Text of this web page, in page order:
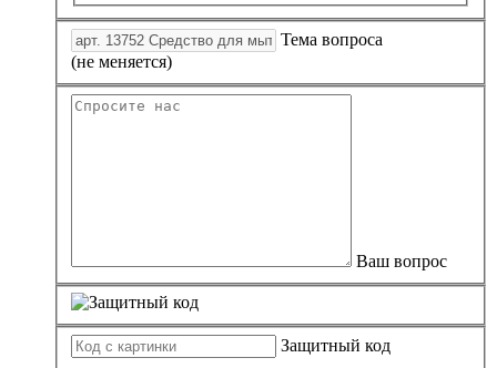
Тема вопроса
(не меняется)
Ваш вопрос
Защитный код